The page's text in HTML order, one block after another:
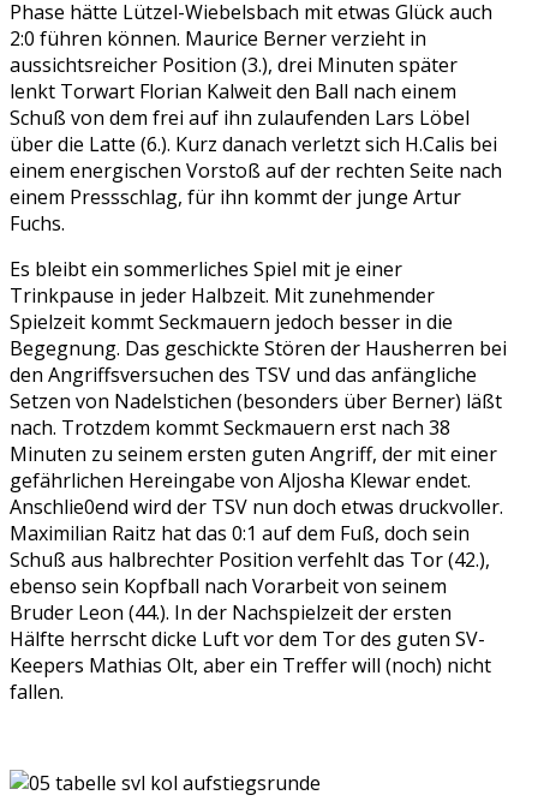
Phase hätte Lützel-Wiebelsbach mit etwas Glück auch
2:0 führen können. Maurice Berner verzieht in
aussichtsreicher Position (3.), drei Minuten später
lenkt Torwart Florian Kalweit den Ball nach einem
Schuß von dem frei auf ihn zulaufenden Lars Löbel
über die Latte (6.). Kurz danach verletzt sich H.Calis bei
einem energischen Vorstoß auf der rechten Seite nach
einem Pressschlag, für ihn kommt der junge Artur
Fuchs.
Es bleibt ein sommerliches Spiel mit je einer
Trinkpause in jeder Halbzeit. Mit zunehmender
Spielzeit kommt Seckmauern jedoch besser in die
Begegnung. Das geschickte Stören der Hausherren bei
den Angriffsversuchen des TSV und das anfängliche
Setzen von Nadelstichen (besonders über Berner) läßt
nach. Trotzdem kommt Seckmauern erst nach 38
Minuten zu seinem ersten guten Angriff, der mit einer
gefährlichen Hereingabe von Aljosha Klewar endet.
Anschlie0end wird der TSV nun doch etwas druckvoller.
Maximilian Raitz hat das 0:1 auf dem Fuß, doch sein
Schuß aus halbrechter Position verfehlt das Tor (42.),
ebenso sein Kopfball nach Vorarbeit von seinem
Bruder Leon (44.). In der Nachspielzeit der ersten
Hälfte herrscht dicke Luft vor dem Tor des guten SV-
Keepers Mathias Olt, aber ein Treffer will (noch) nicht
fallen.